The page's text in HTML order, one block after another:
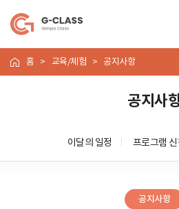
홈 교육/체험 공지사항
공지사
이달의 일정 프로그램 신
공지사항